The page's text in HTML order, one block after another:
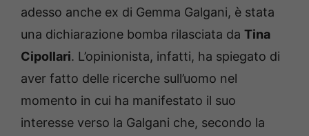
adesso anche ex di Gemma Galgani, è stata
una dichiarazione bomba rilasciata da Tina
Cipollari. L’opinionista, infatti, ha spiegato di
aver fatto delle ricerche sull’uomo nel
momento in cui ha manifestato il suo
interesse verso la Galgani che, secondo la